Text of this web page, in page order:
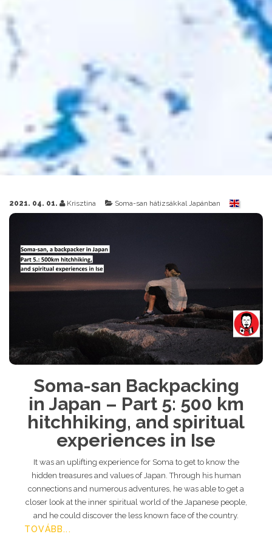
2021. 04. 01. Krisztina Soma-san hátizsákkal Japánban
Soma-san Backpacking
in Japan – Part 5: 500 km
hitchhiking, and spiritual
experiences in Ise
It was an uplifting experience for Soma to get to know the
hidden treasures and values of Japan. Through his human
connections and numerous adventures, he was able to get a
closer look at the inner spiritual world of the Japanese people,
and he could discover the less known face of the country.
TOVÁBB...